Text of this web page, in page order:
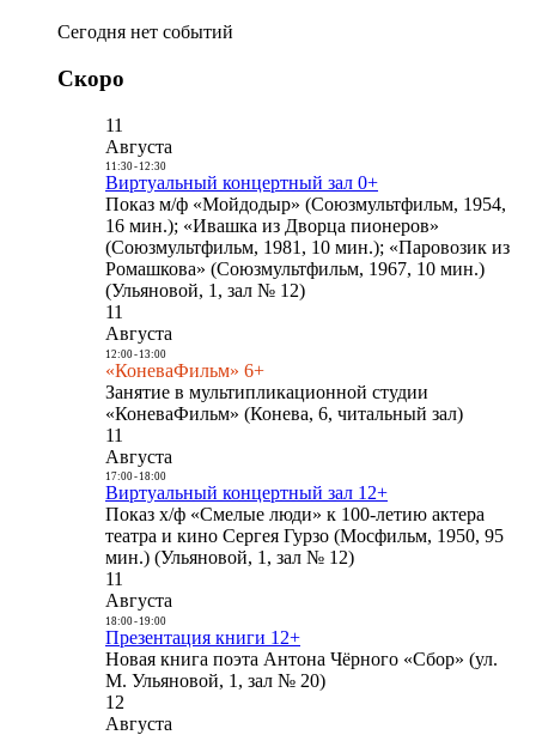
Сегодня нет событий
Скоро
11
Августа
11:30- 12:30
Виртуальный концертный зал 0+
Показ м/ф «Мойдодыр» (Союзмультфильм, 1954,
16 мин.); «Ивашка из Дворца пионеров»
(Союзмультфильм, 1981, 10 мин.); «Паровозик из
Ромашкова» (Союзмультфильм, 1967, 10 мин.)
(Ульяновой, 1, зал № 12)
11
Августа
12:00- 13:00
«КоневаФильм» 6+
Занятие в мультипликационной студии
«КоневаФильм» (Конева, 6, читальный зал)
11
Августа
17:00- 18:00
Виртуальный концертный зал 12+
Показ х/ф «Смелые люди» к 100-летию актера
театра и кино Сергея Гурзо (Мосфильм, 1950, 95
мин.) (Ульяновой, 1, зал № 12)
11
Августа
18:00- 19:00
Презентация книги 12+
Новая книга поэта Антона Чёрного «Сбор» (ул.
М. Ульяновой, 1, зал № 20)
12
Августа